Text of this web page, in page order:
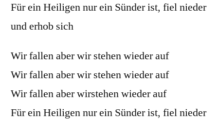
Für ein Heiligen nur ein Sünder ist, fiel nieder
und erhob sich
Wir fallen aber wir stehen wieder auf
Wir fallen aber wir stehen wieder auf
Wir fallen aber wirstehen wieder auf
Für ein Heiligen nur ein Sünder ist, fiel nieder